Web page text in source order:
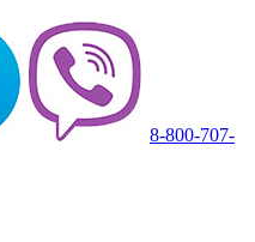
8-800-707-